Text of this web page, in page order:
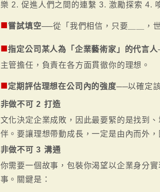
樂 2. 促進人們之間的連繫 3. 激勵探索 4.
■嘗試填空──從「我們相信，只要＿＿，
■指定公司某人為「企業藝術家」的代言人
主管擔任，負責在各方面貫徹你的理想。
■定期評估理想在公司內的強度──以確定
非做不可 2 打造
文化決定企業成敗，因此最要緊的是找到
伴。要讓理想帶動成長，一定是由內而外
非做不可 3 溝通
你需要一個故事，包裝你渴望以企業身分
事。關鍵是：